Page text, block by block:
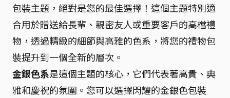
包裝主題，絕對是您的最佳選擇！這個主題特別適
合用於贈送給長輩、親密友人或重要客戶的高檔禮
物，透過精緻的細節與高雅的色系，將您的禮物包
裝提升到一個全新的層次。
金銀色系是這個主題的核心，它們代表著高貴、典
雅和慶祝的氛圍。您可以選擇閃耀的金銀色包裝